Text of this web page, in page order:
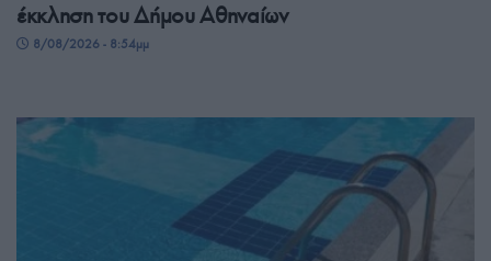
έκκληση του Δήμου Αθηναίων
8/08/2026 - 8:54μμ